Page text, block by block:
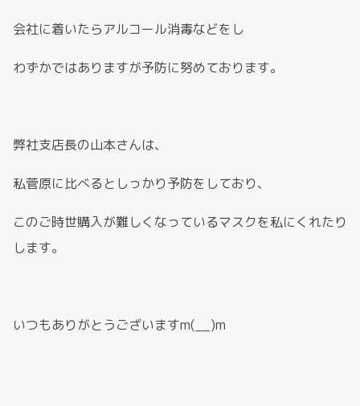
会社に着いたらアルコール消毒などをし
わずかではありますが予防に努めております。
弊社支店長の山本さんは、
私菅原に比べるとしっかり予防をしており、
このご時世購入が難しくなっているマスクを私にくれたり
します。
いつもありがとうございますm(__)m